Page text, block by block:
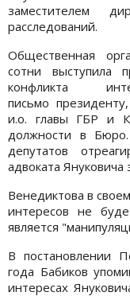
заместителем
расследований.
Общественная
сотни выступила
конфликта
письмо
и.о. главы ГБР и
должности в
депутатов
адвоката
Венедиктова в
интересов не
является
В постановлении
года Бабиков
интересах